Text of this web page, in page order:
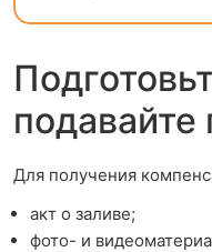
Для получения
акт о заливе;
фото- и